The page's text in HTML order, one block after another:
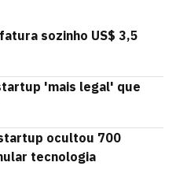
sozinho US$ 3,5
'mais legal' que
ocultou 700
tecnologia